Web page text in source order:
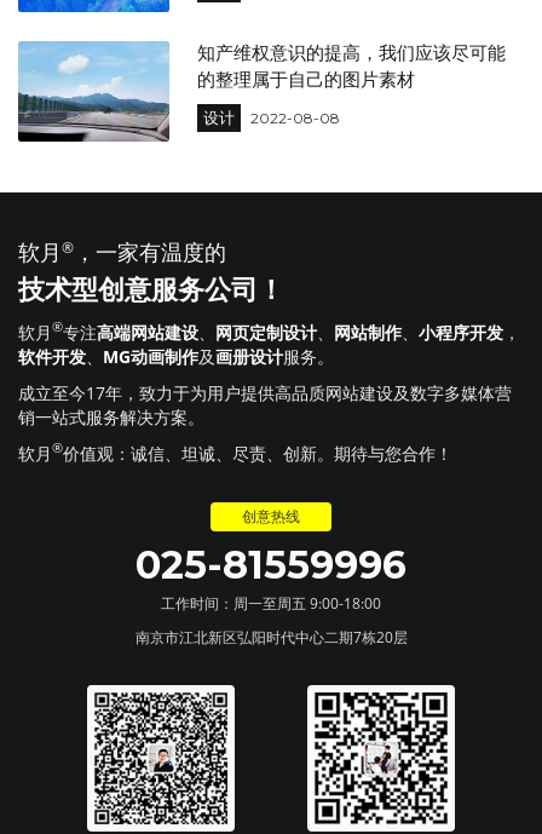
知产维权意识的提高，我们应该尽可能
的整理属于自己的图片素材
设计 2022-08-08
软月 ® ，一家有温度的
技术型创意服务公司！
软月 ®专注高端网站建设 网页定制设计 网站制作 小程序开发 ，
软件开发
MG动画制作及画册设计服务。
成立至今17年，致力于为用户提供高品质网站建设及数字多媒体营
销一站式服务解决方案。
软月 ®价值观：诚信、坦诚、尽责、创新。期待与您合作！
创意热线
025-81559996
工作时间：周一至周五 9:00-18:00
南京市江北新区弘阳时代中心二期7栋20层